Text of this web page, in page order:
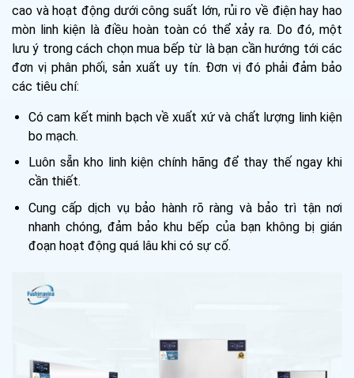
cao và hoạt động dưới công suất lớn, rủi ro về điện hay hao
mòn linh kiện là điều hoàn toàn có thể xảy ra. Do đó, một
lưu ý trong cách chọn mua bếp từ là bạn cần hướng tới các
đơn vị phân phối, sản xuất uy tín. Đơn vị đó phải đảm bảo
các tiêu chí:
Có cam kết minh bạch về xuất xứ và chất lượng linh kiện
bo mạch.
Luôn sẵn kho linh kiện chính hãng để thay thế ngay khi
cần thiết.
Cung cấp dịch vụ bảo hành rõ ràng và bảo trì tận nơi
nhanh chóng, đảm bảo khu bếp của bạn không bị gián
đoạn hoạt động quá lâu khi có sự cố.